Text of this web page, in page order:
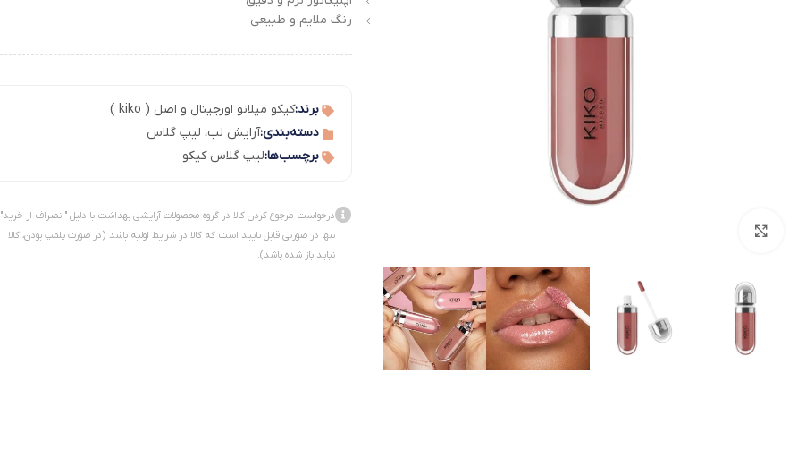
رنگ ملایم و طبیعی
برند:کیکو میلانو اورجینال و اصل ( kiko )
دسته‌بندی:آرایش لب، لیپ گلاس
برچسب‌ها:لیپ گلاس کیکو
درخواست مرجوع کردن کالا در گروه محصولات آرایشی بهداشت با دلیل "انصراف از خرید"
تنها در صورتی قابل تایید است که کالا در شرایط اولیه باشد (در صورت پلمپ بودن، کالا
نباید باز شده باشد).